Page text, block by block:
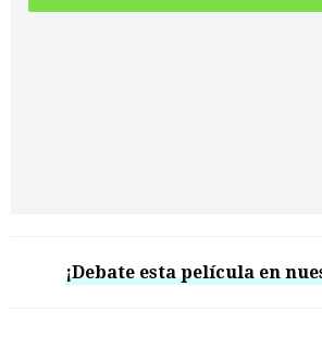
¡Debate esta película en